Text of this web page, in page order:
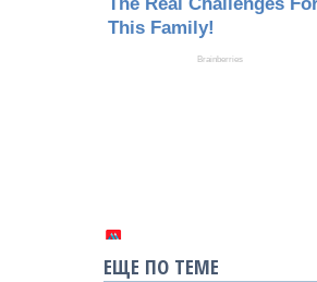
ЕЩЕ ПО ТЕМЕ